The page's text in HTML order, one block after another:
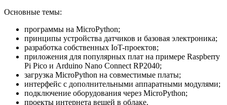
Основные темы:
программы на MicroPython;
принципы устройства датчиков и базовая электроника;
разработка собственных IoT-проектов;
приложения для популярных плат на примере Raspberry
Pi Pico и Arduino Nano Connect RP2040;
загрузка MicroPython на совместимые платы;
интерфейс с дополнительными аппаратными модулями;
подключение оборудования через MicroPython;
проекты интернета вещей в облаке.